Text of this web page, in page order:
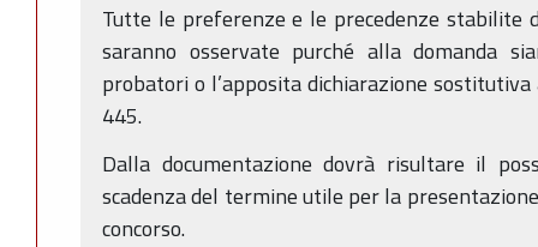
Tutte le preferenze e le precedenze stabilite
saranno osservate purché alla domanda
probatori o l’apposita dichiarazione
445.
Dalla documentazione dovrà risultare il
scadenza del termine utile per la
concorso.